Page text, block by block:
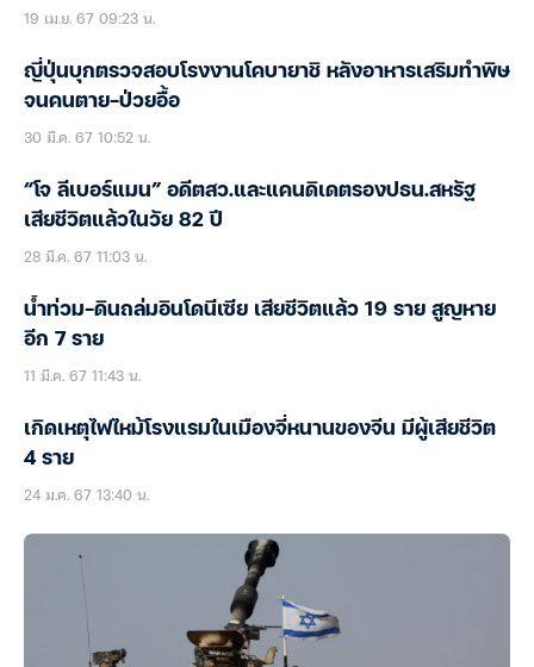
19 เม.ย. 67 09:23 น.
ญี่ปุ่นบุกตรวจสอบโรงงานโคบายาชิ หลังอาหารเสริมทำพิษ
จนคนตาย-ป่วยอื้อ
30 มี.ค. 67 10:52 น.
“โจ ลีเบอร์แมน” อดีตสว.และแคนดิเดตรองปธน.สหรัฐ
เสียชีวิตแล้วในวัย 82 ปี
28 มี.ค. 67 11:03 น.
น้ำท่วม-ดินถล่มอินโดนีเซีย เสียชีวิตแล้ว 19 ราย สูญหาย
อีก 7 ราย
11 มี.ค. 67 11:43 น.
เกิดเหตุไฟไหม้โรงแรมในเมืองจี่หนานของจีน มีผู้เสียชีวิต
4 ราย
24 ม.ค. 67 13:40 น.